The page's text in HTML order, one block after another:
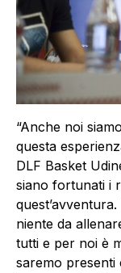
“Anche noi
questa
DLF Basket
siano fortunati i
niente da
tutti e per noi è
saremo